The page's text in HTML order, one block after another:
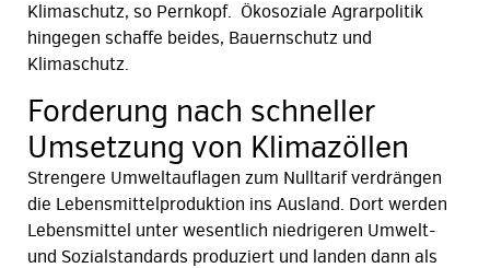
Klimaschutz, so Pernkopf. Ökosoziale Agrarpolitik
hingegen schaffe beides, Bauernschutz und
Klimaschutz.
Forderung nach schneller
Umsetzung von Klimazöllen
Strengere Umweltauflagen zum Nulltarif verdrängen
die Lebensmittelproduktion ins Ausland. Dort werden
Lebensmittel unter wesentlich niedrigeren Umwelt-
und Sozialstandards produziert und landen dann als